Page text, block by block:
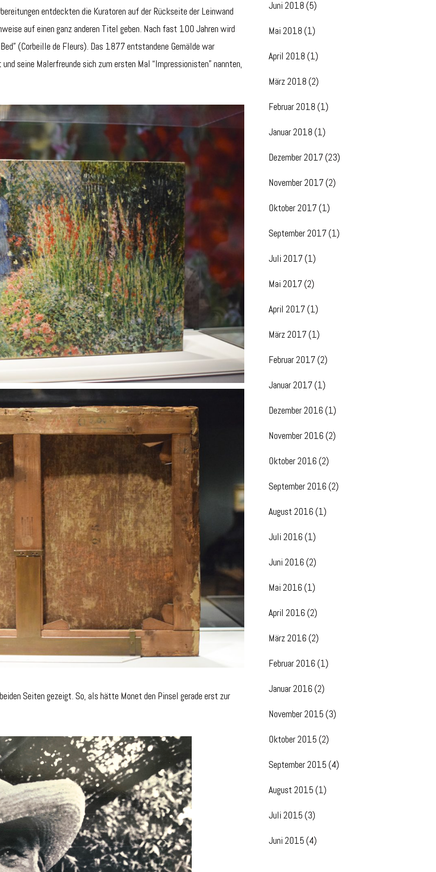
entdeckten die Kuratoren auf der Rückseite der Leinwand
auf einen ganz anderen Titel geben. Nach fast 100 Jahren wird
(Corbeille de Fleurs). Das 1877 entstandene Gemälde war
seine Malerfreunde sich zum ersten Mal “Impressionisten” nannten,
Seiten gezeigt. So, als hätte Monet den Pinsel gerade erst zur
Juni 2018 (5)
Mai 2018 (1)
April 2018 (1)
März 2018 (2)
Februar 2018 (1)
Januar 2018 (1)
Dezember 2017(23)
November 2017(2)
Oktober 2017(1)
September 2017(1)
Juli 2017(1)
Mai 2017(2)
April 2017(1)
März 2017(1)
Februar 2017(2)
Januar 2017(1)
Dezember 2016 (1)
November 2016 (2)
Oktober 2016 (2)
September 2016 (2)
August 2016 (1)
Juli 2016 (1)
Juni 2016 (2)
Mai 2016 (1)
April 2016 (2)
März 2016 (2)
Februar 2016 (1)
Januar 2016 (2)
November 2015 (3)
Oktober 2015 (2)
September 2015 (4)
August 2015 (1)
Juli 2015 (3)
Juni 2015 (4)